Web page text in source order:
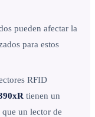
pueden afectar la
para estos
RFID
tienen un
un lector de